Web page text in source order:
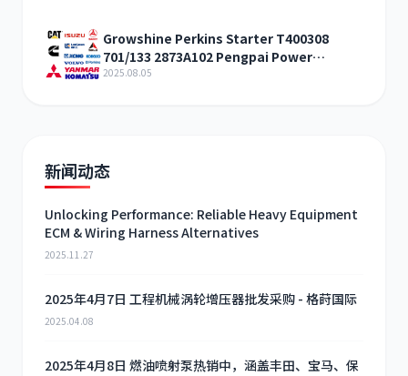
Growshine Perkins Starter T400308
701/133 2873A102 Pengpai Power
Discount
2025.08.05
新闻动态
Unlocking Performance: Reliable Heavy Equipment
ECM & Wiring Harness Alternatives
2025.11.27
2025年4月7日 工程机械涡轮增压器批发采购 - 格莳国际
2025.04.08
2025年4月8日 燃油喷射泵热销中，涵盖丰田、宝马、保